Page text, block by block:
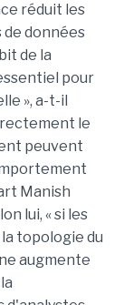
réduit les
données
de la
pour
», a-t-il
le
peuvent
Manish
lui, « si les
topologie du
augmente